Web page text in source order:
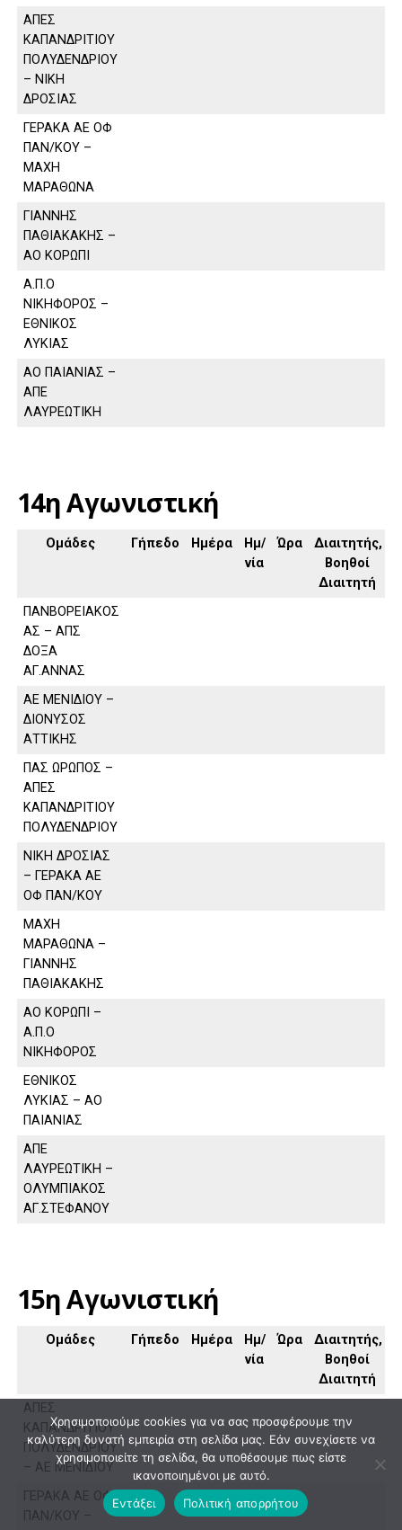
ΑΠΕΣ
ΚΑΠΑΝΔΡΙΤΙΟΥ
ΠΟΛΥΔΕΝΔΡΙΟΥ
– ΝΙΚΗ
ΔΡΟΣΙΑΣ
ΓΕΡΑΚΑ ΑΕ ΟΦ
ΠΑΝ/ΚΟΥ –
ΜΑΧΗ
ΜΑΡΑΘΩΝΑ
ΓΙΑΝΝΗΣ
ΠΑΘΙΑΚΑΚΗΣ –
ΑΟ ΚΟΡΩΠΙ
Α.Π.Ο
ΝΙΚΗΦΟΡΟΣ –
ΕΘΝΙΚΟΣ
ΛΥΚΙΑΣ
ΑΟ ΠΑΙΑΝΙΑΣ –
ΑΠΕ
ΛΑΥΡΕΩΤΙΚΗ
14η Αγωνιστική
Ομάδες Γήπεδο Ημέρα
Ημ/
νία
Ώρα
Διαιτητής,
Βοηθοί
Διαιτητή
ΠΑΝΒΟΡΕΙΑΚΟΣ
ΑΣ – ΑΠΣ
ΔΟΞΑ
ΑΓ.ΑΝΝΑΣ
ΑΕ ΜΕΝΙΔΙΟΥ –
ΔΙΟΝΥΣΟΣ
ΑΤΤΙΚΗΣ
ΠΑΣ ΩΡΩΠΟΣ –
ΑΠΕΣ
ΚΑΠΑΝΔΡΙΤΙΟΥ
ΠΟΛΥΔΕΝΔΡΙΟΥ
ΝΙΚΗ ΔΡΟΣΙΑΣ
– ΓΕΡΑΚΑ ΑΕ
ΟΦ ΠΑΝ/ΚΟΥ
ΜΑΧΗ
ΜΑΡΑΘΩΝΑ –
ΓΙΑΝΝΗΣ
ΠΑΘΙΑΚΑΚΗΣ
ΑΟ ΚΟΡΩΠΙ –
Α.Π.Ο
ΝΙΚΗΦΟΡΟΣ
ΕΘΝΙΚΟΣ
ΛΥΚΙΑΣ – ΑΟ
ΠΑΙΑΝΙΑΣ
ΑΠΕ
ΛΑΥΡΕΩΤΙΚΗ –
ΟΛΥΜΠΙΑΚΟΣ
ΑΓ.ΣΤΕΦΑΝΟΥ
15η Αγωνιστική
Ομάδες Γήπεδο Ημέρα
Ημ/
νία
Ώρα
Διαιτητής,
Βοηθοί
Διαιτητή
ΑΠΕΣ
ΚΑΠΑΝΔΡΙΤΙΟΥ
ΠΟΛΥΔΕΝΔΡΙΟΥ
– ΑΕ ΜΕΝΙΔΙΟΥ
ΓΕΡΑΚΑ ΑΕ ΟΦ
ΠΑΝ/ΚΟΥ –
Χρησιμοποιούμε cookies για να σας προσφέρουμε την
καλύτερη δυνατή εμπειρία στη σελίδα μας. Εάν συνεχίσετε να
χρησιμοποιείτε τη σελίδα, θα υποθέσουμε πως είστε
ικανοποιημένοι με αυτό.
Εντάξει
Πολιτική απορρήτου